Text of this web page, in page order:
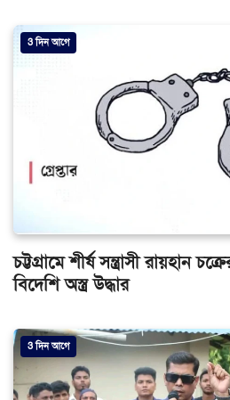
3 দিন আগে
চট্টগ্রামে শীর্ষ সন্ত্রাসী রায়হান
বিদেশি অস্ত্র উদ্ধার
3 দিন আগে